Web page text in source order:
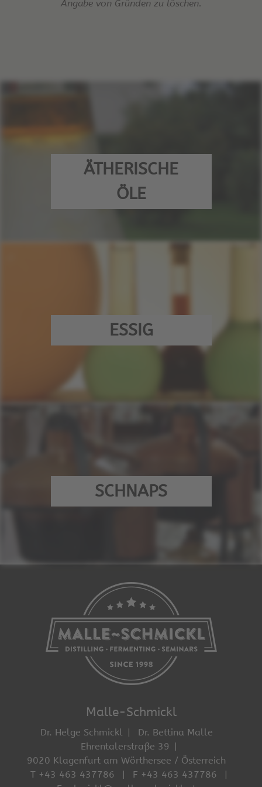
Angabe von Gründen zu löschen.
ÄTHERISCHE
ÖLE
ESSIG
SCHNAPS
Malle-Schmickl
Dr. Helge Schmickl
Dr. Bettina Malle
Ehrentalerstraße 39
9020 Klagenfurt am Wörthersee / Österreich
T +43 463 437786
F +43 463 437786